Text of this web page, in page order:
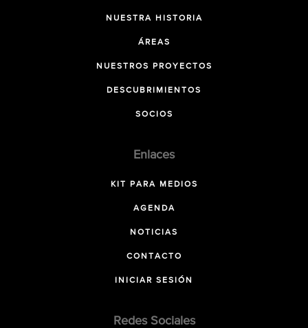
NUESTRA HISTORIA
ÁREAS
NUESTROS PROYECTOS
DESCUBRIMIENTOS
SOCIOS
Enlaces
KIT PARA MEDIOS
AGENDA
NOTICIAS
CONTACTO
INICIAR SESIÓN
Redes Sociales